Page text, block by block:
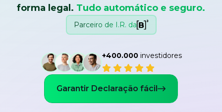
forma legal. Tudo automático e seguro.
Parceiro de I.R. da
+400.000investidores
Garantir Declaração fácil